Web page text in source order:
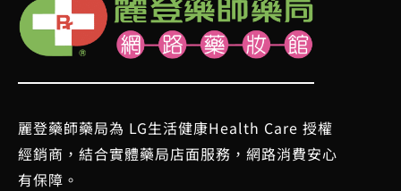
麗登藥師藥局為 LG生活健康Health Care 授權
經銷商，結合實體藥局店面服務，網路消費安心
有保障。